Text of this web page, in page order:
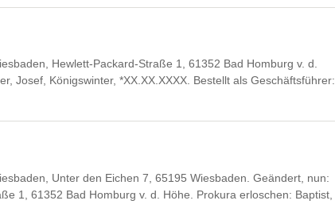
Hewlett-Packard-Straße 1, 61352 Bad Homburg v. d.
Josef, Königswinter, *XX.XX.XXXX. Bestellt als Geschäftsführer:
Unter den Eichen 7, 65195 Wiesbaden. Geändert, nun:
1, 61352 Bad Homburg v. d. Höhe. Prokura erloschen: Baptist,